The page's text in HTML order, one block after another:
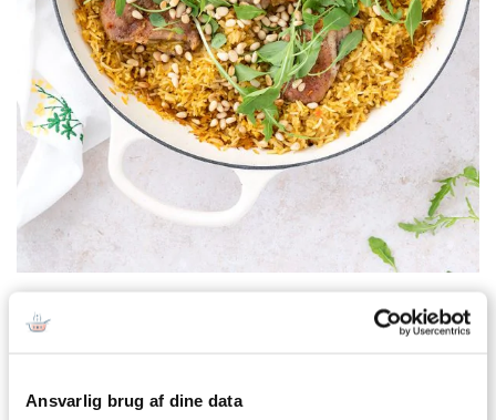
Ansvarlig brug af dine data
Prøv også